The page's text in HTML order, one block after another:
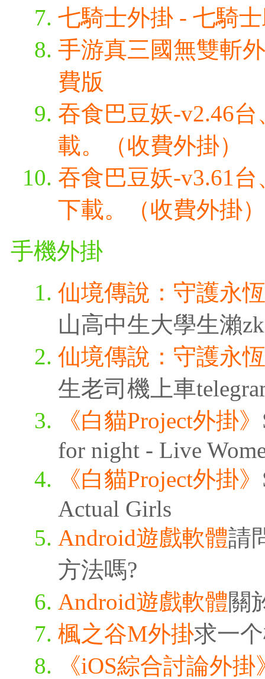
七騎士外掛 - 七騎
手游真三國無雙斬
費版
吞食巴豆妖-v2.46
載。（收費外掛）
吞食巴豆妖-v3.61
下載。（收費外掛）
手機外掛
仙境傳說：守護永
山高中生大學生瀨
仙境傳說：守護永
生老司機上車
《白貓Project外掛》
for night - Live
《白貓Project外掛》
Actual Girls
Android遊戲軟體請
方法嗎?
Android遊戲軟體關
楓之谷M外掛求一
《iOS綜合討論外掛